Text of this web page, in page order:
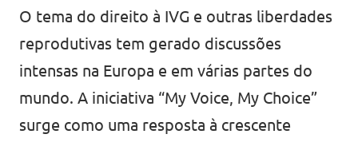
O tema do direito à IVG e outras liberdades
reprodutivas tem gerado discussões
intensas na Europa e em várias partes do
mundo. A iniciativa “My Voice, My Choice”
surge como uma resposta à crescente